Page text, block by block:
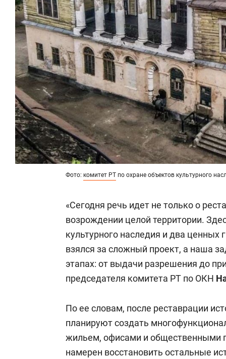
Фото: комитет РТ по охране объектов культурного
«Сегодня речь идет не только о
возрождении целой территории.
культурного наследия и два
взялся за сложный проект, а наша
этапах: от выдачи разрешения до
председателя комитета РТ по ОКН
По ее словам, после реставрации
планируют создать
жильем, офисами и общественными
намерен восстановить остальные